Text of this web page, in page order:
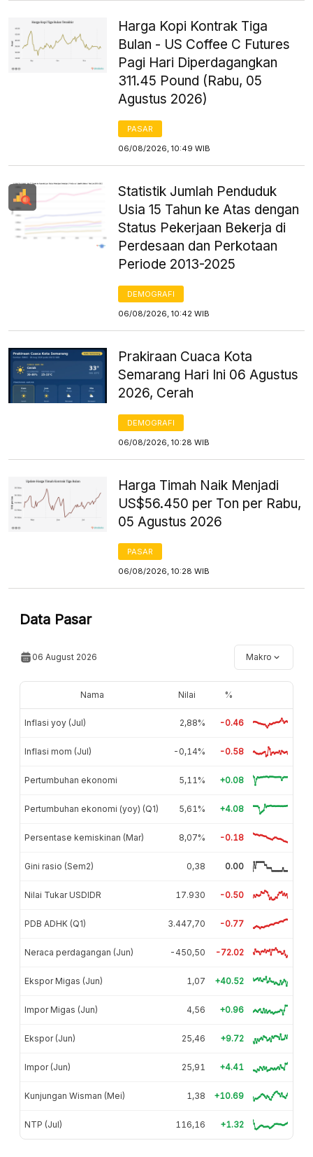
Harga Kopi Kontrak Tiga
Bulan - US Coffee C Futures
Pagi Hari Diperdagangkan
311.45 Pound (Rabu, 05
Agustus 2026)
PASAR
06/08/2026, 10:49 WIB
Statistik Jumlah Penduduk
Usia 15 Tahun ke Atas dengan
Status Pekerjaan Bekerja di
Perdesaan dan Perkotaan
Periode 2013-2025
DEMOGRAFI
06/08/2026, 10:42 WIB
Prakiraan Cuaca Kota
Semarang Hari Ini 06 Agustus
2026, Cerah
DEMOGRAFI
06/08/2026, 10:28 WIB
Harga Timah Naik Menjadi
US$56.450 per Ton per Rabu,
05 Agustus 2026
PASAR
06/08/2026, 10:28 WIB
Data Pasar
06 August 2026 Makro
Nama Nilai %
Inflasi yoy (Jul) 2,88% -0.46
Inflasi mom (Jul) -0,14% -0.58
Pertumbuhan ekonomi 5,11% +0.08
Pertumbuhan ekonomi (yoy) (Q1) 5,61% +4.08
Persentase kemiskinan (Mar) 8,07% -0.18
Gini rasio (Sem2) 0,38 0.00
Nilai Tukar USDIDR 17.930 -0.50
PDB ADHK (Q1) 3.447,70 -0.77
Neraca perdagangan (Jun) -450,50 -72.02
Ekspor Migas (Jun) 1,07 +40.52
Impor Migas (Jun) 4,56 +0.96
Ekspor (Jun) 25,46 +9.72
Impor (Jun) 25,91 +4.41
Kunjungan Wisman (Mei) 1,38 +10.69
NTP (Jul) 116,16 +1.32